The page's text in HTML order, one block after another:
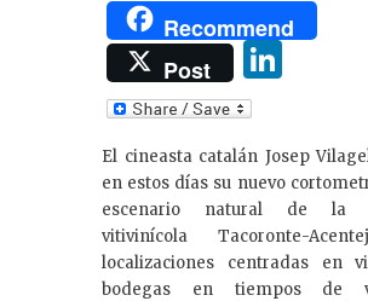
Recommend
Post
e
dI
n
El cineasta catalán Josep
en estos días su nuevo
escenario natural de la
vitivinícola Tacoronte-
localizaciones centradas en
bodegas en tiempos de